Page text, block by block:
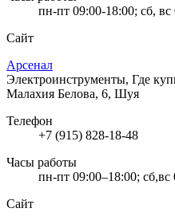
пн-пт 09:00-18:00; сб, вс
Сайт
Арсенал
Электроинструменты, Где
Малахия Белова, 6, Шуя
Телефон
+7 (915) 828-18-48
Часы работы
пн-пт 09:00–18:00; сб,вс
Сайт